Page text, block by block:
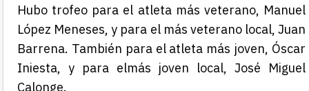
Hubo trofeo para el atleta más veterano, Manuel
López Meneses, y para el más veterano local, Juan
Barrena. También para el atleta más joven, Óscar
Iniesta, y para elmás joven local, José Miguel
Calonge.